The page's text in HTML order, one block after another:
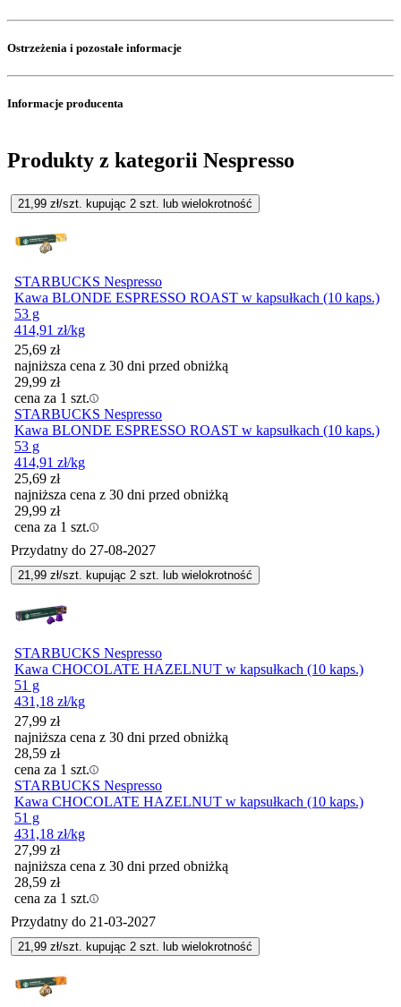
Ostrzeżenia i pozostałe informacje
Informacje producenta
Produkty z kategorii Nespresso
21,99 zł/szt. kupując 2 szt. lub wielokrotność
STARBUCKS Nespresso
Kawa BLONDE ESPRESSO ROAST w kapsułkach (10 kaps.)
53 g
414,91 zł/kg
25,69 zł
najniższa cena z 30 dni przed obniżką
29,99 zł
cena za 1 szt.
STARBUCKS Nespresso
Kawa BLONDE ESPRESSO ROAST w kapsułkach (10 kaps.)
53 g
414,91 zł/kg
25,69 zł
najniższa cena z 30 dni przed obniżką
29,99 zł
cena za 1 szt.
Przydatny do 27-08-2027
21,99 zł/szt. kupując 2 szt. lub wielokrotność
STARBUCKS Nespresso
Kawa CHOCOLATE HAZELNUT w kapsułkach (10 kaps.)
51 g
431,18 zł/kg
27,99 zł
najniższa cena z 30 dni przed obniżką
28,59 zł
cena za 1 szt.
STARBUCKS Nespresso
Kawa CHOCOLATE HAZELNUT w kapsułkach (10 kaps.)
51 g
431,18 zł/kg
27,99 zł
najniższa cena z 30 dni przed obniżką
28,59 zł
cena za 1 szt.
Przydatny do 21-03-2027
21,99 zł/szt. kupując 2 szt. lub wielokrotność